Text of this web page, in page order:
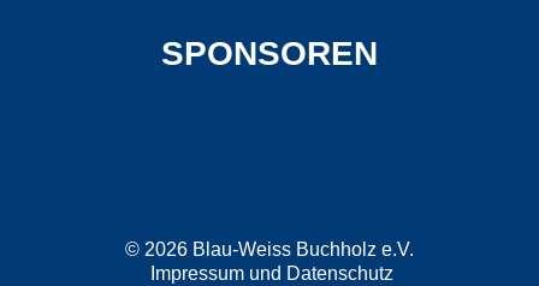
SPONSOREN
© 2026 Blau-Weiss Buchholz e.V.
Impressum und Datenschutz